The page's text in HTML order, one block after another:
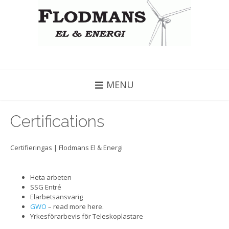
MENU
Certifications
Certifieringas | Flodmans El & Energi
Heta arbeten
SSG Entré
Elarbetsansvarig
GWO – read more here.
Yrkesförarbevis för Teleskoplastare